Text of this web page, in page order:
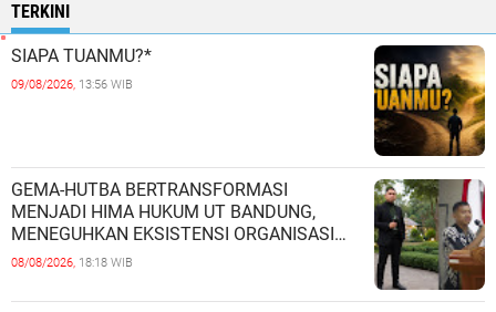
TERKINI
SIAPA TUANMU?*
09/08/2026, 13:56 WIB
GEMA-HUTBA BERTRANSFORMASI
MENJADI HIMA HUKUM UT BANDUNG,
MENEGUHKAN EKSISTENSI ORGANISASI
MAHASISWA HUKUM UNIVERSITAS
08/08/2026, 18:18 WIB